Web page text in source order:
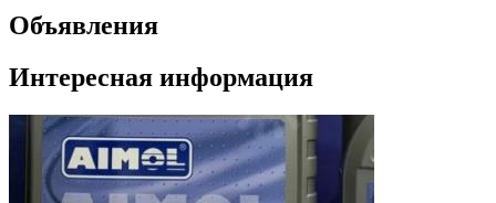
Объявления
Интересная информация